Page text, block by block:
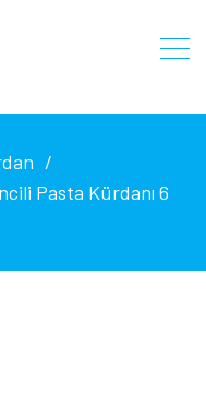
Pasta Kürdanı 6